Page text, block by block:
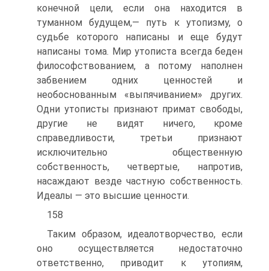
конечной цели, если она находится в
туманном будущем,— путь к утопизму, о
судьбе которого написаны и еще будут
написаны тома. Мир утописта всегда беден
философствованием, а потому наполнен
забвением одних ценностей и
необоснованным «выпячиванием» других.
Одни утописты признают примат свободы,
другие не видят ничего, кроме
справедливости, третьи признают
исключительно общественную
собственность, четвертые, напротив,
насаждают везде частную собственность.
Идеалы — это высшие ценности.
158
Таким образом, идеалотворчество, если
оно осуществляется недостаточно
ответственно, приводит к утопиям,